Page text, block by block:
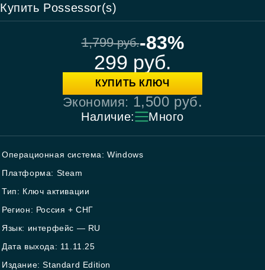
Купить Possessor(s)
1,799руб.-83%
299 руб.
КУПИТЬ КЛЮЧ
Экономия: 1,500 руб.
Наличие: Много
Операционная система: Windows
Платформа: Steam
Тип: Ключ активации
Регион: Россия + СНГ
Язык: интерфейс — RU
Дата выхода: 11.11.25
Издание: Standard Edition